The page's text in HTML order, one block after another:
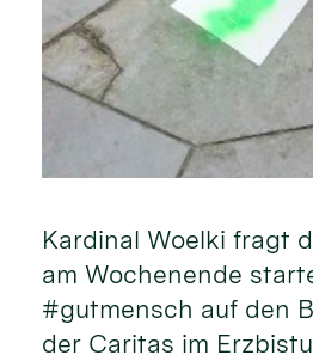
Kardinal Woelki fragt
am Wochenende
#gutmensch auf den
der Caritas im